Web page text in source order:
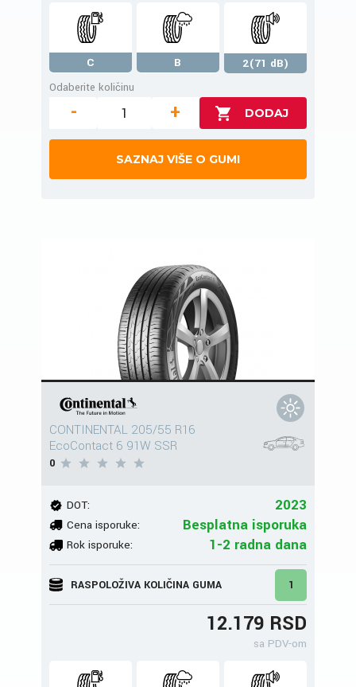
C B
2(71 dB)
Odaberite količinu
- +
SAZNAJ VIŠE O GUMI
CONTINENTAL 205/55 R16
EcoContact 6 91W SSR
0
DOT: 2023
Cena isporuke: Besplatna isporuka
Rok isporuke: 1-2 radna dana
RASPOLOŽIVA KOLIČINA GUMA 1
12.179 RSD
sa PDV-om